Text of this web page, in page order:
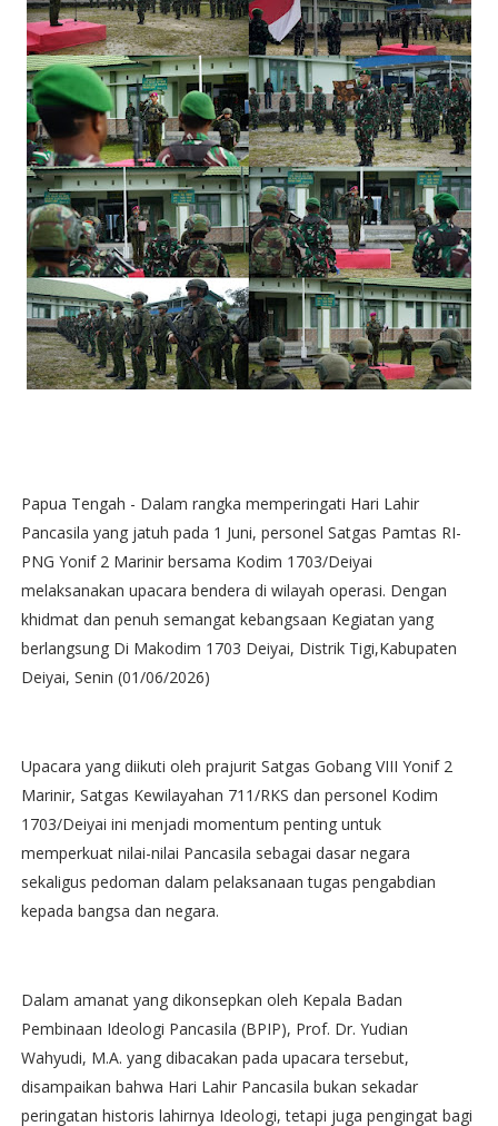
Papua Tengah - Dalam rangka memperingati Hari Lahir
Pancasila yang jatuh pada 1 Juni, personel Satgas Pamtas RI-
PNG Yonif 2 Marinir bersama Kodim 1703/Deiyai
melaksanakan upacara bendera di wilayah operasi. Dengan
khidmat dan penuh semangat kebangsaan Kegiatan yang
berlangsung Di Makodim 1703 Deiyai, Distrik Tigi,Kabupaten
Deiyai, Senin (01/06/2026)
Upacara yang diikuti oleh prajurit Satgas Gobang VIII Yonif 2
Marinir, Satgas Kewilayahan 711/RKS dan personel Kodim
1703/Deiyai ini menjadi momentum penting untuk
memperkuat nilai-nilai Pancasila sebagai dasar negara
sekaligus pedoman dalam pelaksanaan tugas pengabdian
kepada bangsa dan negara.
Dalam amanat yang dikonsepkan oleh Kepala Badan
Pembinaan Ideologi Pancasila (BPIP), Prof. Dr. Yudian
Wahyudi, M.A. yang dibacakan pada upacara tersebut,
disampaikan bahwa Hari Lahir Pancasila bukan sekadar
peringatan historis lahirnya Ideologi, tetapi juga pengingat bagi